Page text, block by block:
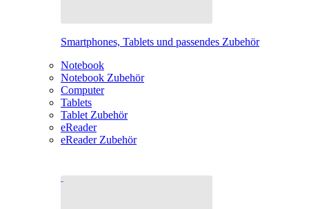
Smartphones, Tablets und passendes Zubehör
Notebook
Notebook Zubehör
Computer
Tablets
Tablet Zubehör
eReader
eReader Zubehör